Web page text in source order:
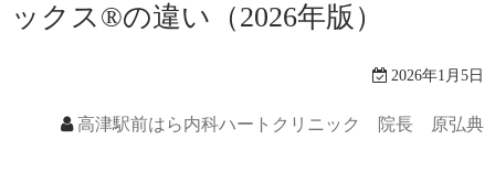
ックス®の違い（2026年版）
2026年1月5日
高津駅前はら内科ハートクリニック 院長 原弘典